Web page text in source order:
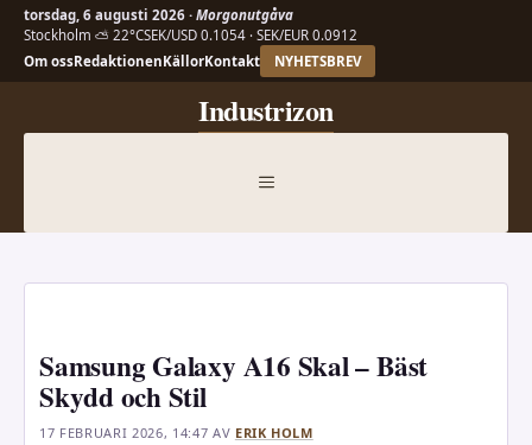
torsdag, 6 augusti 2026 · Morgonutgåva
Stockholm ⛅ 22°CSEK/USD 0.1054 · SEK/EUR 0.0912
Om ossRedaktionenKällorKontakt NYHETSBREV
Industrizon
MENY
Samsung Galaxy A16 Skal – Bäst
Skydd och Stil
17 FEBRUARI 2026, 14:47 AV ERIK HOLM